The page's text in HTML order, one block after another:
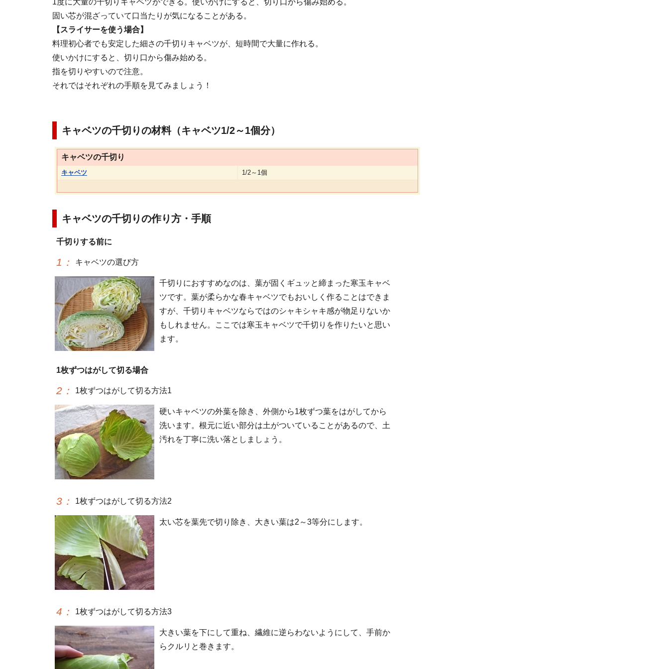
1度に大量の千切りキャベツができる。使いかけにすると、切り口から傷み始める。
固い芯が混ざっていて口当たりが気になることがある。
【スライサーを使う場合】
料理初心者でも安定した細さの千切りキャベツが、短時間で大量に作れる。
使いかけにすると、切り口から傷み始める。
指を切りやすいので注意。
それではそれぞれの手順を見てみましょう！
キャベツの千切りの材料（キャベツ1/2～1個分）
キャベツの千切り
キャベツ 1/2～1個
キャベツの千切りの作り方・手順
千切りする前に
1 ： キャベツの選び方
千切りにおすすめなのは、葉が固くギュッと締まった寒玉キャベ
ツです。葉が柔らかな春キャベツでもおいしく作ることはできま
すが、千切りキャベツならではのシャキシャキ感が物足りないか
もしれません。ここでは寒玉キャベツで千切りを作りたいと思い
ます。
1枚ずつはがして切る場合
2 ： 1枚ずつはがして切る方法1
硬いキャベツの外葉を除き、外側から1枚ずつ葉をはがしてから
洗います。根元に近い部分は土がついていることがあるので、土
汚れを丁寧に洗い落としましょう。
3 ： 1枚ずつはがして切る方法2
太い芯を葉先で切り除き、大きい葉は2～3等分にします。
4 ： 1枚ずつはがして切る方法3
大きい葉を下にして重ね、繊維に逆らわないようにして、手前か
らクルリと巻きます。